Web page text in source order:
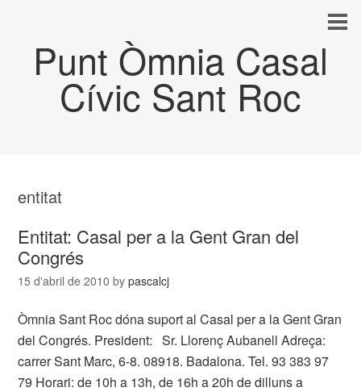
Punt Òmnia Casal
Cívic Sant Roc
entitat
Entitat: Casal per a la Gent Gran del
Congrés
15 d'abril de 2010 bypascalcj
Òmnia Sant Roc dóna suport al Casal per a la Gent Gran
del Congrés. President: Sr. Llorenç Aubanell Adreça:
carrer Sant Marc, 6-8. 08918. Badalona. Tel. 93 383 97
79 Horari: de 10h a 13h, de 16h a 20h de dilluns a